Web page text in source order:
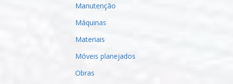
Manutenção
Máquinas
Materiais
Móveis planejados
Obras